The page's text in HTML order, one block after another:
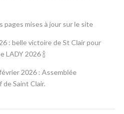
pages mises à jour sur le site
: belle victoire de St Clair pour
LADY 2026 🍾
2026 : Assemblée
de Saint Clair.